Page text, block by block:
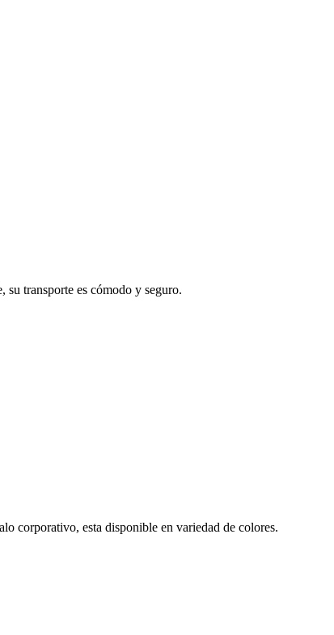
su transporte es cómodo y seguro.
corporativo, esta disponible en variedad de colores.